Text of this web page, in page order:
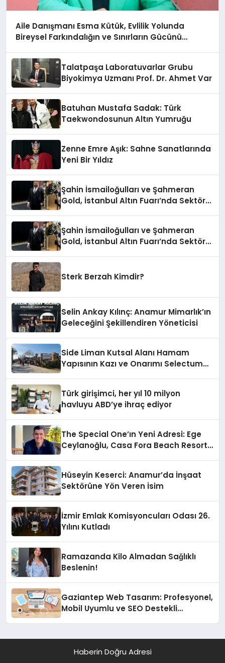
Aile Danışmanı Esma Kütük, Evlilik Yolunda
Bireysel Farkındalığın ve Sınırların Gücünü
Talatpaşa Laboratuvarlar Grubu
Biyokimya Uzmanı Prof. Dr. Ahmet Var
Batuhan Mustafa Sadak: Türk
Taekwondosunun Altın Yumruğu
Zenne Emre Aşık: Sahne Sanatlarında
Yeni Bir Yıldız
Şahin İsmailoğulları ve Şahmeran
Gold, İstanbul Altın Fuarı’nda Sektöre
Şahin İsmailoğulları ve Şahmeran
Gold, İstanbul Altın Fuarı’nda Sektöre
Sterk Berzah Kimdir?
Selin Ankay Kılınç: Anamur Mimarlık’ın
Geleceğini Şekillendiren Yöneticisi
Side Liman Kutsal Alanı Hamam
Yapısının Kazı ve Onarımı Selectum
Türk girişimci, her yıl 10 milyon
havluyu ABD’ye ihraç ediyor
The Special One’ın Yeni Adresi: Ege
Ceylanoğlu, Casa Fora Beach Resort
Hüseyin Keserci: Anamur’da İnşaat
Sektörüne Yön Veren İsim
İzmir Emlak Komisyoncuları Odası 26.
Yılını Kutladı
Ramazanda Kilo Almadan Sağlıklı
Beslenin!
Gaziantep Web Tasarım: Profesyonel,
Mobil Uyumlu ve SEO Destekli
Haberin Doğru Adresi